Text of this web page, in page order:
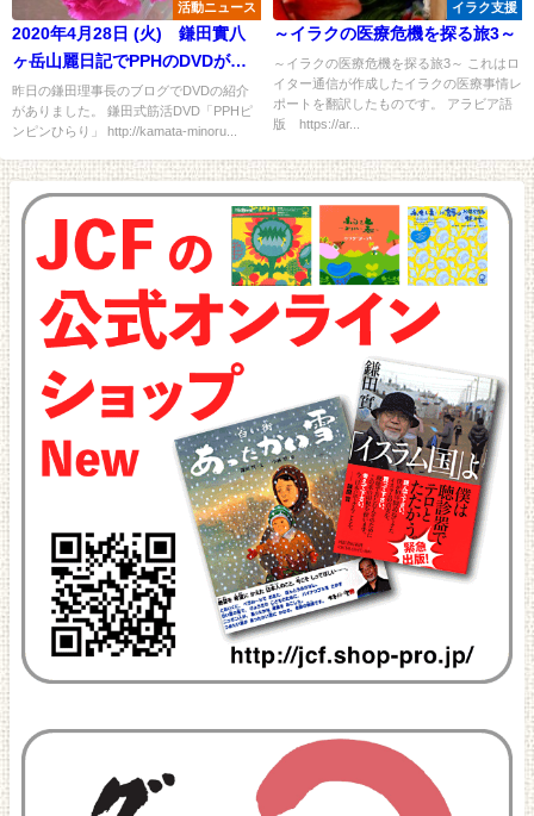
活動ニュース
2020年4月28日 (火) 鎌田實八
ヶ岳山麗日記でPPHのDVDが紹
介されました！
昨日の鎌田理事長のブログでDVDの紹介
がありました。 鎌田式筋活DVD「PPHピ
ンピンひらり」 http://kamata-minoru...
イラク支援
～イラクの医療危機を探る旅3～
～イラクの医療危機を探る旅3～ これはロ
イター通信が作成したイラクの医療事情レ
ポートを翻訳したものです。 アラビア語
版 https://ar...